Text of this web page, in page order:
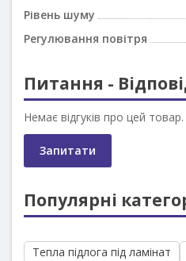
Рівень шуму
Регулювання повітря
Питання -
Немає відгуків про цей товар.
Запитати
Популярні
Тепла підлога під ламінат